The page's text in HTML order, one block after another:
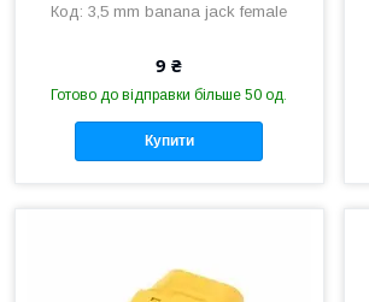
3,5 mm banana jack female
9 ₴
Готово до відправки більше 50 од.
Купити